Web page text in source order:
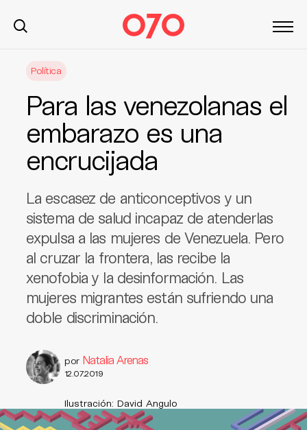
Política
Para las venezolanas el
embarazo es una
encrucijada
La escasez de anticonceptivos y un
sistema de salud incapaz de atenderlas
expulsa a las mujeres de Venezuela. Pero
al cruzar la frontera, las recibe la
xenofobia y la desinformación. Las
mujeres migrantes están sufriendo una
doble discriminación.
por Natalia Arenas
12.07.2019
Ilustración: David Angulo